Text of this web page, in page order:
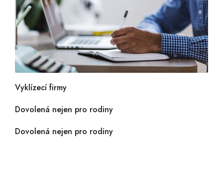
Vyklízecí firmy
Dovolená nejen pro rodiny
Dovolená nejen pro rodiny